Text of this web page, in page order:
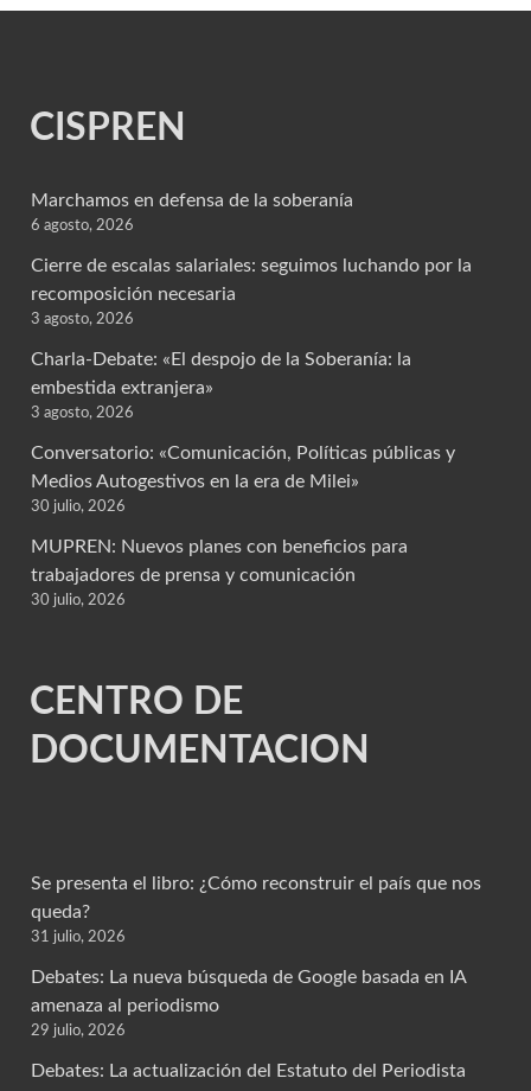
CISPREN
Marchamos en defensa de la soberanía
6 agosto, 2026
Cierre de escalas salariales: seguimos luchando por la
recomposición necesaria
3 agosto, 2026
Charla-Debate: «El despojo de la Soberanía: la
embestida extranjera»
3 agosto, 2026
Conversatorio: «Comunicación, Políticas públicas y
Medios Autogestivos en la era de Milei»
30 julio, 2026
MUPREN: Nuevos planes con beneficios para
trabajadores de prensa y comunicación
30 julio, 2026
CENTRO DE
DOCUMENTACION
Se presenta el libro: ¿Cómo reconstruir el país que nos
queda?
31 julio, 2026
Debates: La nueva búsqueda de Google basada en IA
amenaza al periodismo
29 julio, 2026
Debates: La actualización del Estatuto del Periodista